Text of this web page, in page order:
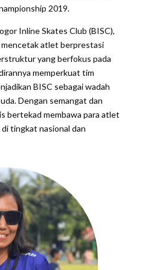
2019.
Inline Skates Club (BISC),
atlet berprestasi
yang berfokus pada
memperkuat tim
BISC sebagai wadah
Dengan semangat dan
bertekad membawa para atlet
tingkat nasional dan